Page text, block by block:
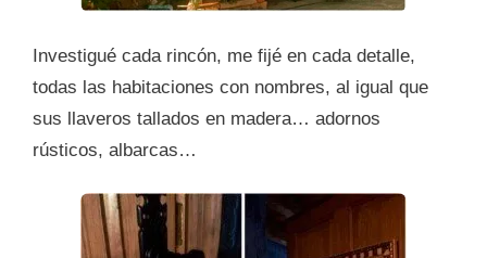
Investigué cada rincón, me fijé en cada detalle,
todas las habitaciones con nombres, al igual que
sus llaveros tallados en madera… adornos
rústicos, albarcas…